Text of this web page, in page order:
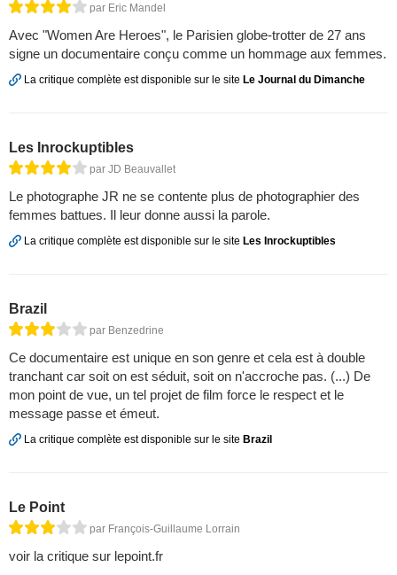
par Eric Mandel
Avec "Women Are Heroes", le Parisien globe-trotter de 27 ans
signe un documentaire conçu comme un hommage aux femmes.
La critique complète est disponible sur le site Le Journal du Dimanche
Les Inrockuptibles
par JD Beauvallet
Le photographe JR ne se contente plus de photographier des
femmes battues. Il leur donne aussi la parole.
La critique complète est disponible sur le site Les Inrockuptibles
Brazil
par Benzedrine
Ce documentaire est unique en son genre et cela est à double
tranchant car soit on est séduit, soit on n'accroche pas. (...) De
mon point de vue, un tel projet de film force le respect et le
message passe et émeut.
La critique complète est disponible sur le site Brazil
Le Point
par François-Guillaume Lorrain
voir la critique sur lepoint.fr